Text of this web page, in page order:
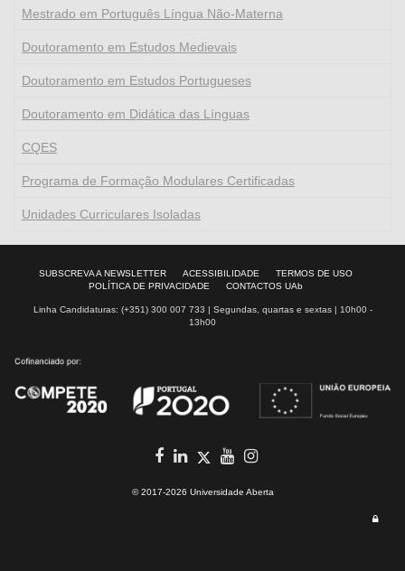
Mestrado em Português Língua Não-Materna
Doutoramento em Estudos Medievais
Doutoramento em Estudos Portugueses
Doutoramento em Didática das Línguas
CQES
Programa de Formação Modulares Certificadas
Unidades Curriculares Isoladas
SUBSCREVA A NEWSLETTER ACESSIBILIDADE
TERMOS DE USO
POLÍTICA DE PRIVACIDADE
CONTACTOS UAb
Linha Candidaturas: (+351) 300 007 733 | Segundas, quartas e sextas | 10h00 -
13h00
Twitter
© 2017-2026 Universidade Aberta